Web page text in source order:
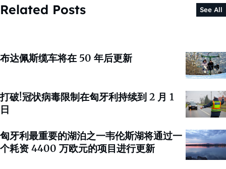
Related Posts See All
布达佩斯缆车将在 50 年后更新
打破!冠状病毒限制在匈牙利持续到 2 月 1
日
匈牙利最重要的湖泊之一韦伦斯湖将通过一
个耗资 4400 万欧元的项目进行更新